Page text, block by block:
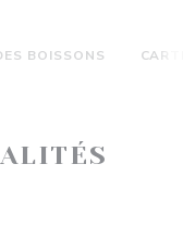
BOISSONS